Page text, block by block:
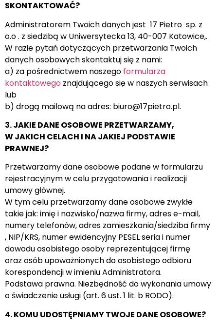
SKONTAKTOWAĆ?
Administratorem Twoich danych jest 17 Pietro sp. z
o.o . z siedzibą w Uniwersytecka 13, 40-007 Katowice,.
W razie pytań dotyczących przetwarzania Twoich
danych osobowych skontaktuj się z nami:
a) za pośrednictwem naszego formularza
kontaktowego znajdującego się w naszych serwisach
lub
b) drogą mailową na adres: biuro@17pietro.pl.
3. JAKIE DANE OSOBOWE PRZETWARZAMY,
W JAKICH CELACH I NA JAKIEJ PODSTAWIE
PRAWNEJ?
Przetwarzamy dane osobowe podane w formularzu
rejestracyjnym w celu przygotowania i realizacji
umowy głównej.
W tym celu przetwarzamy dane osobowe zwykłe
takie jak: imię i nazwisko/nazwa firmy, adres e-mail,
numery telefonów, adres zamieszkania/siedziba firmy
, NIP/KRS, numer ewidencyjny PESEL seria i numer
dowodu osobistego osoby reprezentującej firmę
oraz osób upoważnionych do osobistego odbioru
korespondencji w imieniu Administratora.
Podstawa prawna. Niezbędność do wykonania umowy
o świadczenie usługi (art. 6 ust. 1 lit. b RODO).
4. KOMU UDOSTĘPNIAMY TWOJE DANE OSOBOWE?